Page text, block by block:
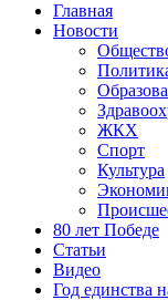
Главная
Новости
ЖКХ
Спорт
Культура
80 лет Победе
Статьи
Видео
Год единства